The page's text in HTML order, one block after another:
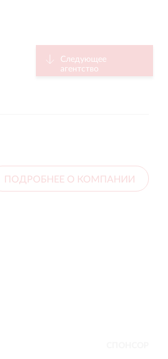
Следующее
агентство
ПОДРОБНЕЕ О КОМПАНИИ